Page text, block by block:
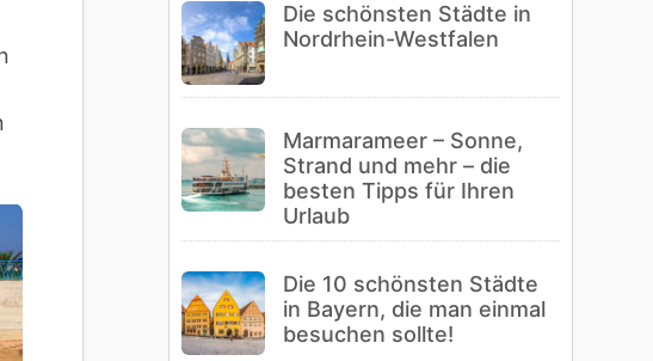
Die schönsten Städte in
Nordrhein-Westfalen
Marmarameer – Sonne,
Strand und mehr – die
besten Tipps für Ihren
Urlaub
Die 10 schönsten Städte
in Bayern, die man einmal
besuchen sollte!